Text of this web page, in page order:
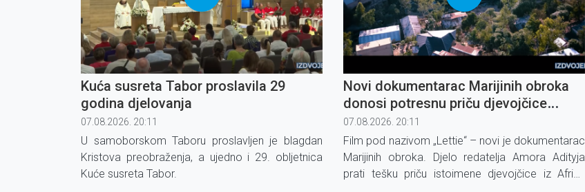
Kuća susreta Tabor proslavila 29
godina djelovanja
07.08.2026. 20:11
U samoborskom Taboru proslavljen je blagdan
Kristova preobraženja, a ujedno i 29. obljetnica
Kuće susreta Tabor.
Novi dokumentarac Marijinih obroka
donosi potresnu priču djevojčice
Lettie
07.08.2026. 20:11
Film pod nazivom „Lettie“ – novi je dokumentarac
Marijinih obroka. Djelo redatelja Amora Adityja
prati tešku priču istoimene djevojčice iz Afrike